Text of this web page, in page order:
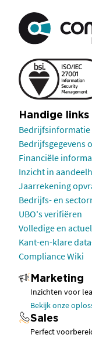
Handige links
Bedrijfsinformatie
Bedrijfsgegevens
Financiële
Inzicht in
Jaarrekening
Bedrijfs- en
UBO's verifiëren
Volledige en
Kant-en-klare
Compliance Wiki
Marketing
Inzichten voor
Bekijk onze
Sales
Perfect